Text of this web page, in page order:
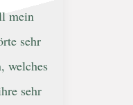
mein
sehr
welches
sehr